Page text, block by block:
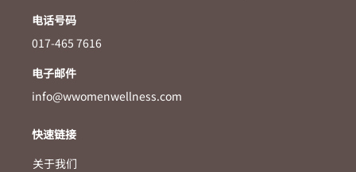
电话号码
017-465 7616
电子邮件
info@wwomenwellness.com
快速链接
关于我们